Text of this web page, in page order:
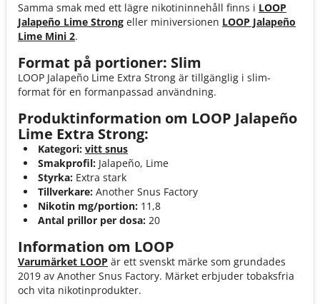
Samma smak med ett lägre nikotininnehåll finns i LOOP
Jalapeño Lime Strong eller miniversionen LOOP Jalapeño
Lime Mini 2.
Format på portioner: Slim
LOOP Jalapeño Lime Extra Strong är tillgänglig i slim-
format för en formanpassad användning.
Produktinformation om LOOP Jalapeño
Lime Extra Strong:
Kategori: vitt snus
Smakprofil: Jalapeño, Lime
Styrka: Extra stark
Tillverkare: Another Snus Factory
Nikotin mg/portion: 11,8
Antal prillor per dosa: 20
Information om LOOP
Varumärket LOOP är ett svenskt märke som grundades
2019 av Another Snus Factory. Märket erbjuder tobaksfria
och vita nikotinprodukter.